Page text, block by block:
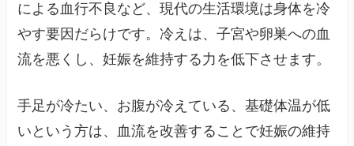
による血行不良など、現代の生活環境は身体を冷
やす要因だらけです。冷えは、子宮や卵巣への血
流を悪くし、妊娠を維持する力を低下させます。
手足が冷たい、お腹が冷えている、基礎体温が低
いという方は、血流を改善することで妊娠の維持